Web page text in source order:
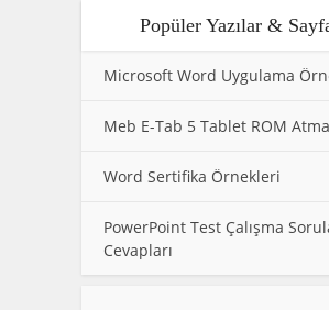
Popüler Yazılar &
Microsoft Word Uygulama
Meb E-Tab 5 Tablet ROM Atma
Word Sertifika Örnekleri
PowerPoint Test Çalışma
Cevapları